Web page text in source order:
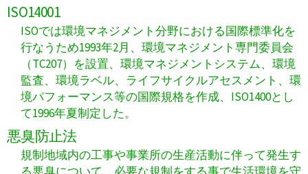
ISO14001
ISOでは環境マネジメント分野における国際標準化を
行なうため1993年2月、環境マネジメント専門委員会
（TC207）を設置、環境マネジメントシステム、環境
監査、環境ラベル、ライフサイクルアセスメント、環
境パフォーマンス等の国際規格を作成、ISO1400とし
て1996年夏制定した。
悪臭防止法
規制地域内の工事や事業所の生産活動に伴って発生す